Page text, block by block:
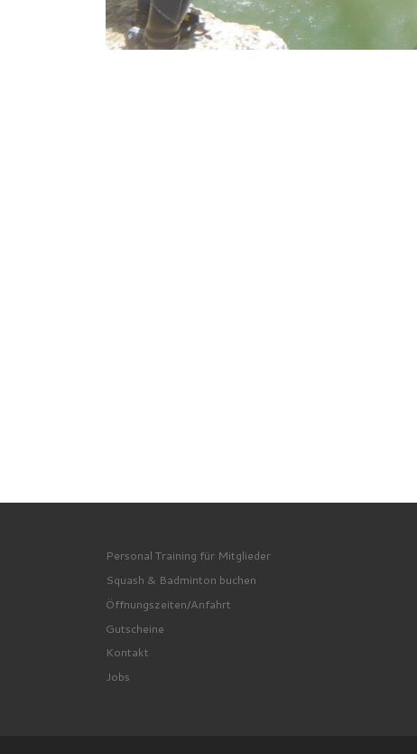
Personal Training für Mitglieder
Squash & Badminton buchen
Öffnungszeiten/Anfahrt
Gutscheine
Kontakt
Jobs